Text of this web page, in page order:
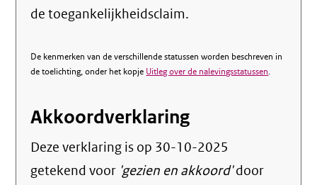
de toegankelijkheidsclaim.
De kenmerken van de verschillende statussen worden beschreven in
de toelichting, onder het kopje Uitleg over de nalevingsstatussen.
Akkoordverklaring
Deze verklaring is op 30-10-2025
getekend voor 'gezien en akkoord'door